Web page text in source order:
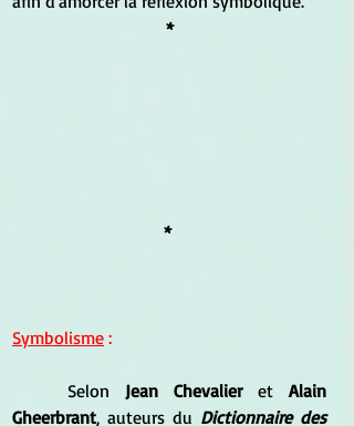
*
*
Symbolisme :
	Selon
Jean Chevalier et Alain
Gheerbrant, auteurs du Dictionnaire des